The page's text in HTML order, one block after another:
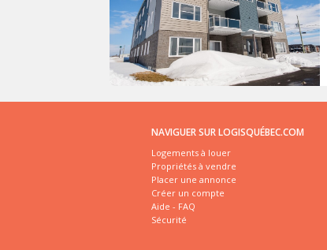
NAVIGUER SUR LOGISQUÉBEC.COM
Logements à louer
Propriétés à vendre
Placer une annonce
Créer un compte
Aide - FAQ
Sécurité